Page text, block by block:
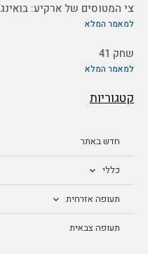
צי המטוסים של ארקיע: בואינג787 EI-NEW
למאמר המלא
שחק 41
למאמר המלא
קטגוריות
חדש באתר
כללי
תעופה אזרחית
תעופה צבאית